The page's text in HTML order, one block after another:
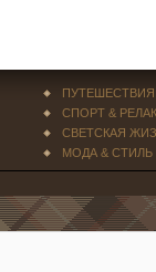
ПУТЕШЕСТВИЯ
СПОРТ &
СВЕТСКАЯ
МОДА & СТИЛЬ